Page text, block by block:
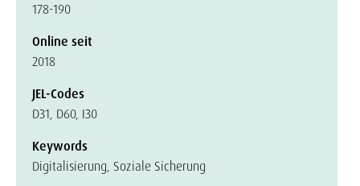
178-190
Online seit
2018
JEL-Codes
D31, D60, I30
Keywords
Digitalisierung, Soziale Sicherung